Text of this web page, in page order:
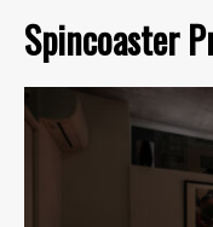
Spincoaster